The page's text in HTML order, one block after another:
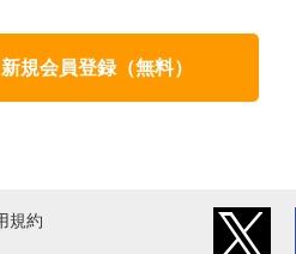
新規会員登録（無料）
規約